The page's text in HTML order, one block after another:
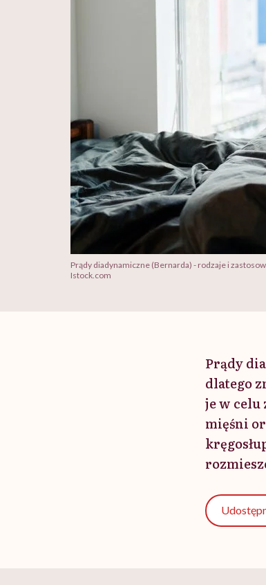
Prądy diadynamiczne (Bernarda) - rodzaje i
Istock.com
Prądy
dlatego
je w
mięśni